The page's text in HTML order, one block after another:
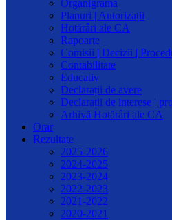
Organigrama
Planuri | Autorizații
Hotărâri ale CA
Rapoarte
Comisii | Decizii |
Contabilitate
Educativ
Declarații de avere
Declarații de interese |
Arhivă Hotărâri ale CA
Orar
Rezultate
2025-2026
2024-2025
2023-2024
2022-2023
2021-2022
2020-2021